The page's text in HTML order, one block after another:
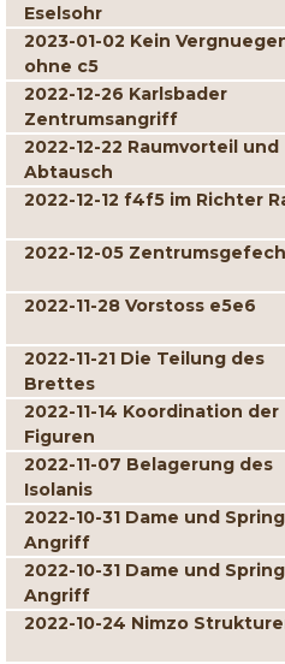
Eselsohr
2023-01-02 Kein
ohne c5
2022-12-26 Karlsbader
Zentrumsangriff
2022-12-22 Raumvorteil und
Abtausch
2022-12-12 f4f5 im Richter
2022-12-05
2022-11-28 Vorstoss e5e6
2022-11-21 Die Teilung des
Brettes
2022-11-14 Koordination der
Figuren
2022-11-07 Belagerung des
Isolanis
2022-10-31 Dame und
Angriff
2022-10-31 Dame und
Angriff
2022-10-24 Nimzo